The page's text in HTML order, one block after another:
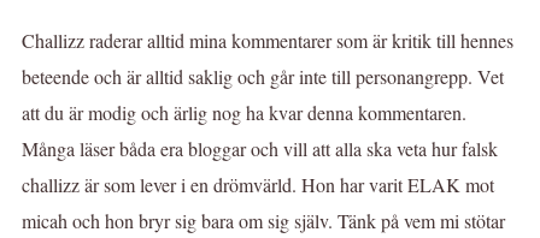
Challizz raderar alltid mina kommentarer som är kritik till hennes
beteende och är alltid saklig och går inte till personangrepp. Vet
att du är modig och ärlig nog ha kvar denna kommentaren.
Många läser båda era bloggar och vill att alla ska veta hur falsk
challizz är som lever i en drömvärld. Hon har varit ELAK mot
micah och hon bryr sig bara om sig själv. Tänk på vem mi stötar